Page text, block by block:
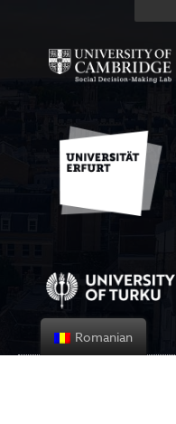
Romanian